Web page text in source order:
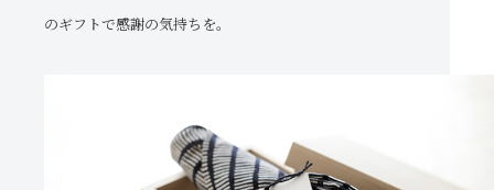
のギフトで感謝の気持ちを。